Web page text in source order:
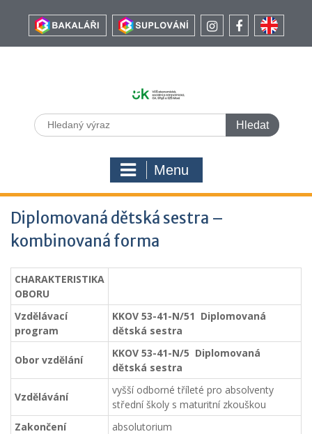
Menu
Diplomovaná dětská sestra –
kombinovaná forma
CHARAKTERISTIKA
OBORU
Vzdělávací
program
KKOV 53-41-N/51 Diplomovaná
dětská sestra
Obor vzdělání
KKOV 53-41-N/5 Diplomovaná
dětská sestra
Vzdělávání
vyšší odborné tříleté pro absolventy
střední školy s maturitní zkouškou
Zakončení
absolutorium